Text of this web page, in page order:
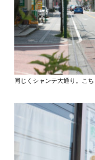
同じくシャンテ大通り。こ